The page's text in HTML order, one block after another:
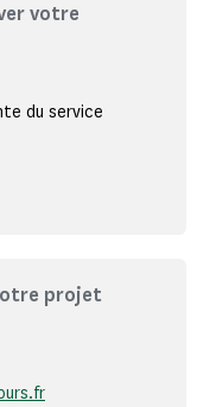
votre
du service
projet